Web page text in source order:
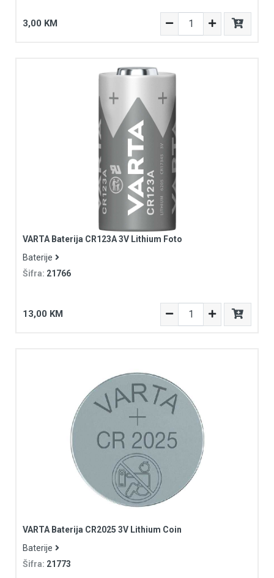
3,00 KM
VARTA Baterija CR123A 3V Lithium Foto
Baterije
Šifra: 21766
13,00 KM
VARTA Baterija CR2025 3V Lithium Coin
Baterije
Šifra: 21773